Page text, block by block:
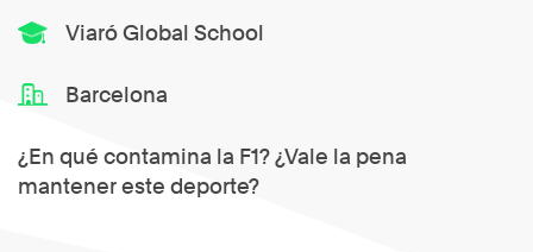
Viaró Global School
Barcelona
¿En qué contamina la F1? ¿Vale la pena
mantener este deporte?